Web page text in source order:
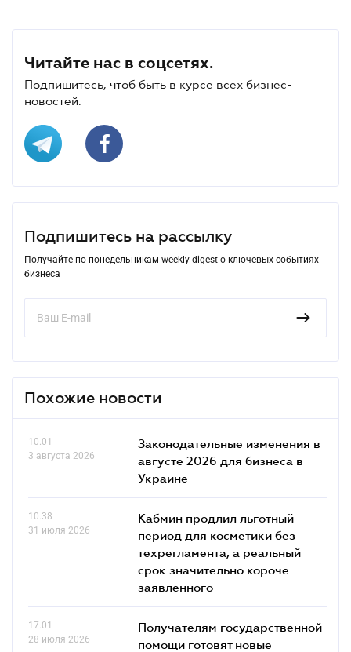
Читайте нас в соцсетях.
Подпишитесь, чтоб быть в курсе всех бизнес-
новостей.
Подпишитесь на рассылку
Получайте по понедельникам weekly-digest о ключевых событиях
бизнеса
Похожие новости
10.01
3 августа 2026
Законодательные изменения в
августе 2026 для бизнеса в
Украине
10.38
31 июля 2026
Кабмин продлил льготный
период для косметики без
техрегламента, а реальный
срок значительно короче
заявленного
17.01
28 июля 2026
Получателям государственной
помощи готовят новые